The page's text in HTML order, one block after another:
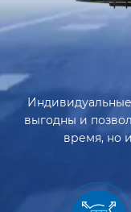
выгодны и
время, но